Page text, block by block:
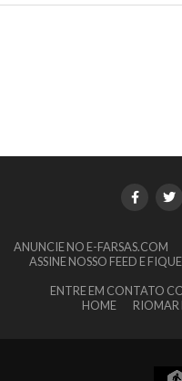
ANUNCIE NO E-FARSAS.COM
ASSINE NOSSO FEED E
ENTRE EM CONTATO
HOME
RIOMAR